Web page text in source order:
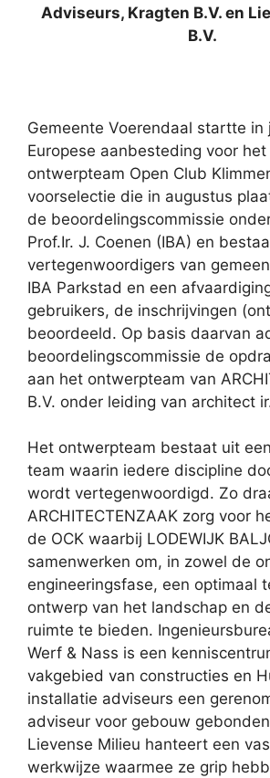
Adviseurs, Kragten B.V. en
B.V.
Gemeente Voerendaal startte in
Europese aanbesteding voor
ontwerpteam Open Club
voorselectie die in augustus
de beoordelingscommissie
Prof.Ir. J. Coenen (IBA) en
vertegenwoordigers van
IBA Parkstad en een
gebruikers, de inschrijvingen
beoordeeld. Op basis daarvan
beoordelingscommissie de
aan het ontwerpteam van
B.V. onder leiding van architect
Het ontwerpteam bestaat uit
team waarin iedere discipline
wordt vertegenwoordigd. Zo
ARCHITECTENZAAK zorg voor
de OCK waarbij LODEWIJK
samenwerken om, in zowel de
engineeringsfase, een optimaal
ontwerp van het landschap en
ruimte te bieden.
Werf & Nass is een
vakgebied van constructies en
installatie adviseurs een
adviseur voor gebouw
Lievense Milieu hanteert een
werkwijze waarmee ze grip